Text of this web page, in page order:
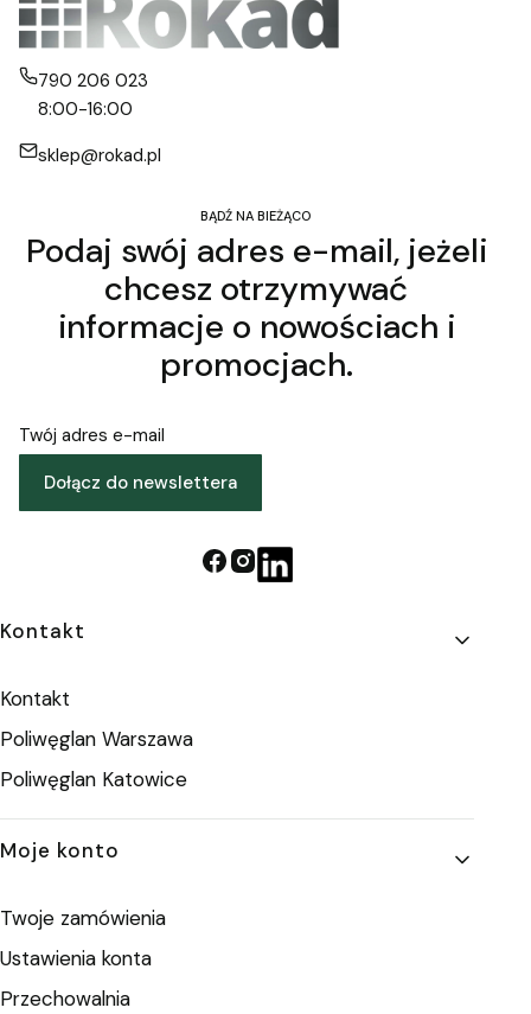
790 206 023
8:00-16:00
sklep@rokad.pl
BĄDŹ NA BIEŻĄCO
Podaj swój adres e-mail, jeżeli
chcesz otrzymywać
informacje o nowościach i
promocjach.
Twój adres e-mail
Dołącz do newslettera
Linki w stopce
Kontakt
Kontakt
Poliwęglan Warszawa
Poliwęglan Katowice
Moje konto
Twoje zamówienia
Ustawienia konta
Przechowalnia